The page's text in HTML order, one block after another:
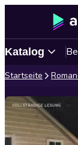
Katalog
Startseite